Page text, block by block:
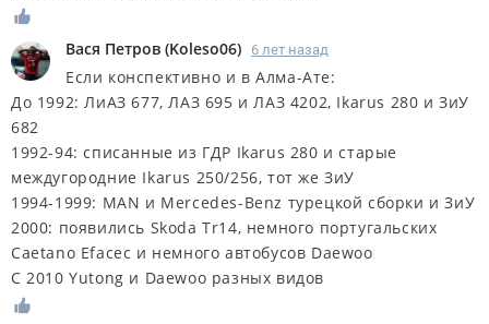
Вася Петров (Koleso06) 6 лет назад
Если конспективно и в Алма-Ате:
До 1992: ЛиАЗ 677, ЛАЗ 695 и ЛАЗ 4202, Ikarus 280 и ЗиУ
682
1992-94: списанные из ГДР Ikarus 280 и старые
междугородние Ikarus 250/256, тот же ЗиУ
1994-1999: MAN и Mercedes-Benz турецкой сборки и ЗиУ
2000: появились Skoda Tr14, немного португальских
Caetano Efacec и немного автобусов Daewoo
C 2010 Yutong и Daewoo разных видов